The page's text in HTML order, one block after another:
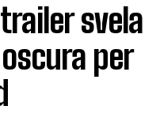
svela
per